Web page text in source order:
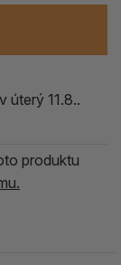
úterý 11.8..
produktu